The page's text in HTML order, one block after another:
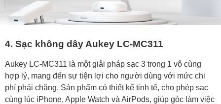
4. Sạc không dây Aukey LC-MC311
Aukey LC-MC311 là một giải pháp sạc 3 trong 1 vô cùng
hợp lý, mang đến sự tiện lợi cho người dùng với mức chi
phí phải chăng. Sản phẩm có thiết kế tinh tế, cho phép sạc
cùng lúc iPhone, Apple Watch và AirPods, giúp góc làm việc